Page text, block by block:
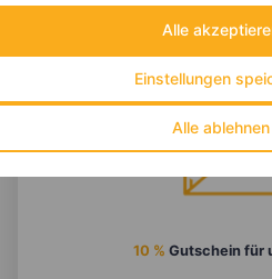
Alle ablehnen
Einstellungen
Alle
10 % Gutschein für